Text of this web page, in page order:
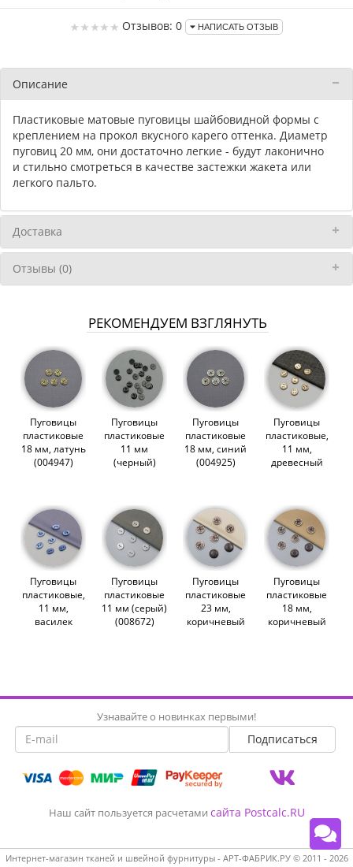
Отзывов: 0 НАПИСАТЬ ОТЗЫВ
Описание
Пластиковые матовые пуговицы шайбовидной формы с
креплением на прокол вкусного карего оттенка. Диаметр
пуговиц 20 мм, они достаточно легкие - будут лаконично
и стильно смотреться в качестве застежки жакета или
легкого пальто.
Доставка
Отзывы (0)
РЕКОМЕНДУЕМ ВЗГЛЯНУТЬ
Пуговицы
пластиковые
18 мм, латунь
(004947)
Пуговицы
пластиковые
11 мм
(черный)
Пуговицы
пластиковые
18 мм, синий
(004925)
Пуговицы
пластиковые,
11 мм,
древесный
Пуговицы
пластиковые,
11 мм,
василек
Пуговицы
пластиковые
11 мм (серый)
(008672)
Пуговицы
пластиковые
23 мм,
коричневый
Пуговицы
пластиковые
18 мм,
коричневый
Узнавайте о новинках первыми!
Наш сайт пользуется расчетами сайта Postcalc.RU
Интернет-магазин тканей и швейной фурнитуры - АРТ-ФАБРИК.РУ © 2011 - 2026